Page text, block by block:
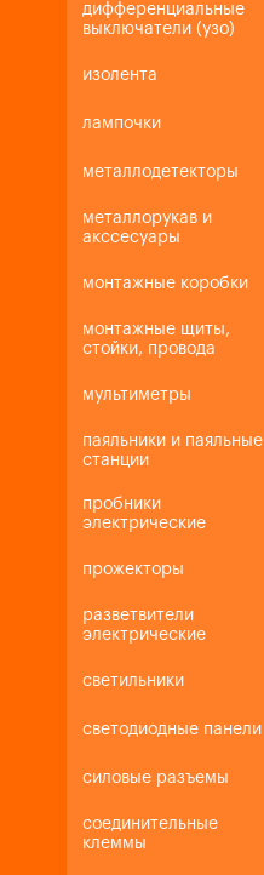
дифференциальные
выключатели (узо)
изолента
лампочки
металлодетекторы
металлорукав и
акссесуары
монтажные коробки
монтажные щиты,
стойки, провода
мультиметры
паяльники и паяльные
станции
пробники
электрические
прожекторы
разветвители
электрические
светильники
светодиодные панели
силовые разъемы
соединительные
клеммы